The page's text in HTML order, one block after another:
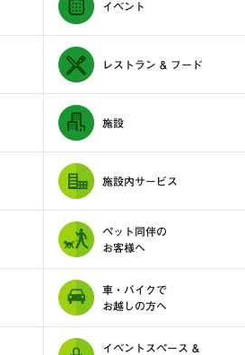
イベント
レストラン & フード
施設
施設内サービス
ペット同伴の
お客様へ
車・バイクで
お越しの方へ
イベントスペース &